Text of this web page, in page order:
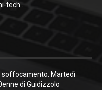
tech...
soffocamento. Martedì
di Guidizzolo